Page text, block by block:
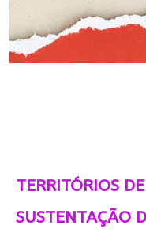
TERRITÓRIOS
SUSTENTAÇÃO